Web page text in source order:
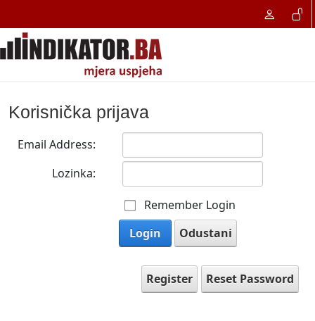
Korisnička prijava
Email Address:
Lozinka:
Remember Login
Login
Odustani
Register Reset Password